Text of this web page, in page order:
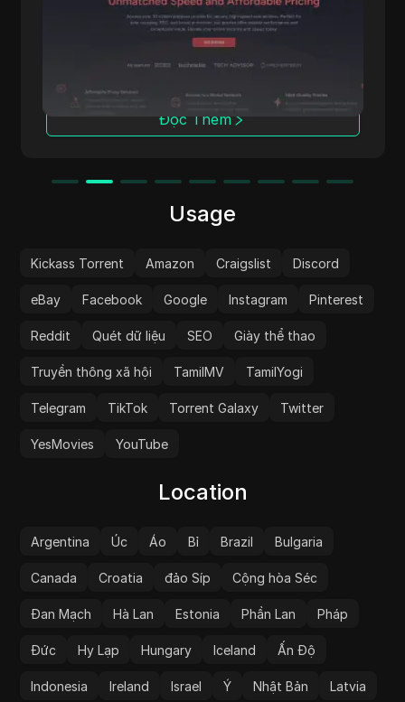
đầu cho các doanh nghiệp và người dùng cá
nhân, cung cấp proxy bảo mật và hiệu quả
cho thu thập dữ liệu web, thu thập thông tin
và duyệt web ẩn danh. IpnProxy.com cung
cấp nhiều tính năng đáp ứng đa dạng nhu cầu
và xứng đáng nhận được sự chú ý của bạn.
Đọc Thêm
Usage
Kickass Torrent Amazon Craigslist Discord
eBay Facebook Google Instagram Pinterest
Reddit Quét dữ liệu SEO Giày thể thao
Truyền thông xã hội TamilMV TamilYogi
Telegram TikTok Torrent Galaxy Twitter
YesMovies YouTube
Location
Argentina Úc Áo Bỉ Brazil Bulgaria
Canada Croatia đảo Síp Cộng hòa Séc
Đan Mạch Hà Lan Estonia Phần Lan Pháp
Đức Hy Lạp Hungary Iceland Ấn Độ
Indonesia Ireland Israel Ý Nhật Bản Latvia